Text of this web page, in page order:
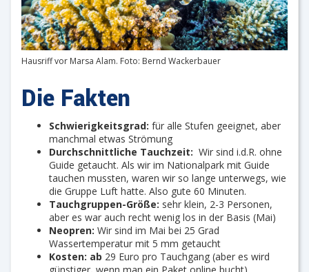
Hausriff vor Marsa Alam. Foto: Bernd Wackerbauer
Die Fakten
Schwierigkeitsgrad: für alle Stufen geeignet, aber
manchmal etwas Strömung
Durchschnittliche Tauchzeit: Wir sind i.d.R. ohne
Guide getaucht. Als wir im Nationalpark mit Guide
tauchen mussten, waren wir so lange unterwegs, wie
die Gruppe Luft hatte. Also gute 60 Minuten.
Tauchgruppen-Größe: sehr klein, 2-3 Personen,
aber es war auch recht wenig los in der Basis (Mai)
Neopren: Wir sind im Mai bei 25 Grad
Wassertemperatur mit 5 mm getaucht
Kosten: ab 29 Euro pro Tauchgang (aber es wird